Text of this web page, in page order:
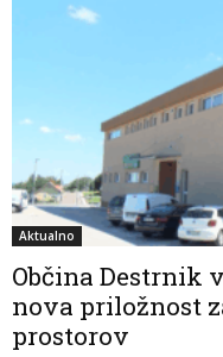
Aktualno
Občina Destrnik
nova priložnost
prostorov